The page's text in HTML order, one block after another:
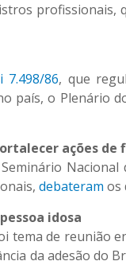
7.498/86, que
o Plenário
ações de
Nacional
debateram os
idosa
de reunião
da adesão